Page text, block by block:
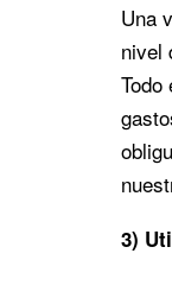
Una
nivel
3)